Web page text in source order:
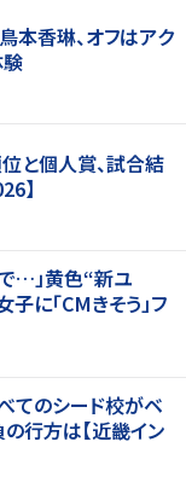
本香琳、オフはアク
と個人賞、試合結
】
…」黄色“新ユ
に「CMきそう」フ
てのシード校がベ
行方は【近畿イン